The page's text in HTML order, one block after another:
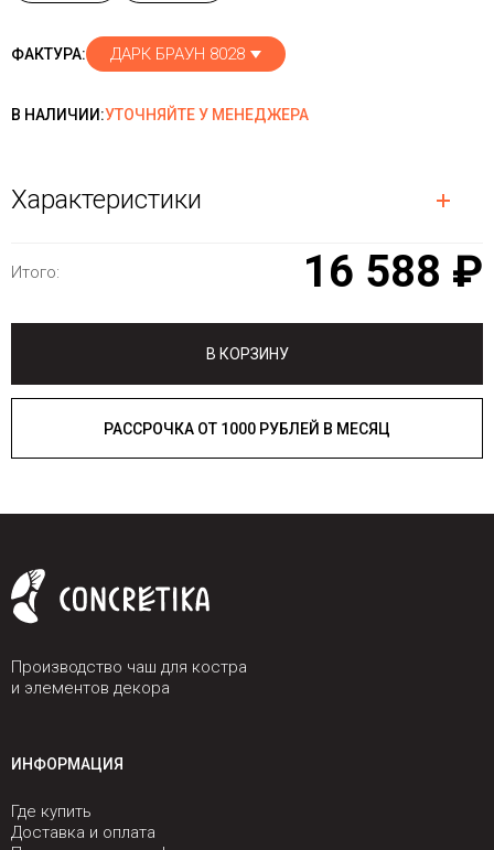
ФАКТУРА: ДАРК БРАУН 8028
В НАЛИЧИИ:УТОЧНЯЙТЕ У МЕНЕДЖЕРА
Характеристики
Итого: 16 588 ₽
В КОРЗИНУ
РАССРОЧКА ОТ 1000 РУБЛЕЙ В МЕСЯЦ
Производство чаш для костра
и элементов декора
ИНФОРМАЦИЯ
Где купить
Доставка и оплата